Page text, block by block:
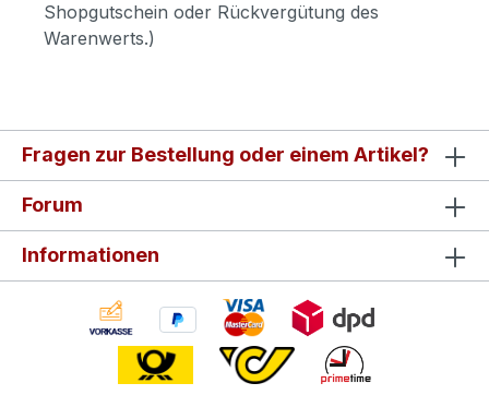
Shopgutschein oder Rückvergütung des
Warenwerts.)
Fragen zur Bestellung oder einem Artikel?
Forum
Informationen